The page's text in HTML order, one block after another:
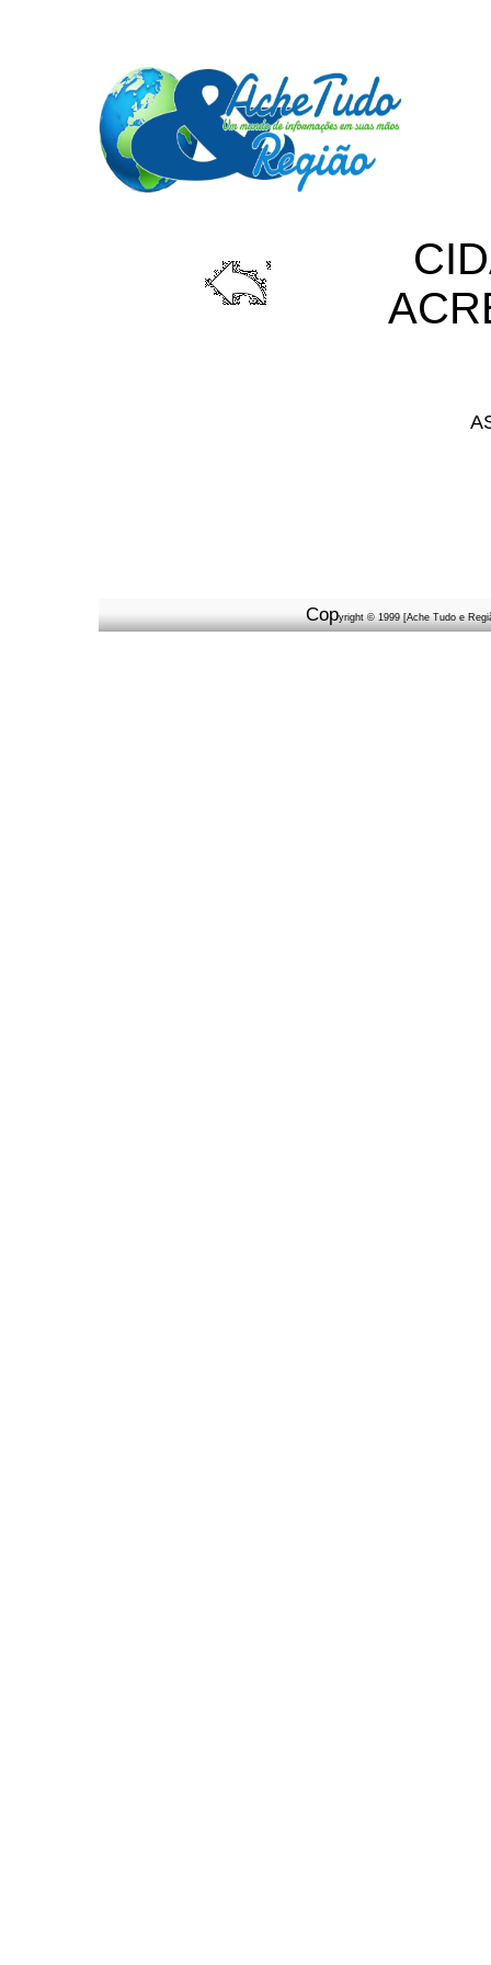
Copyright © 1999 [Ache Tudo e